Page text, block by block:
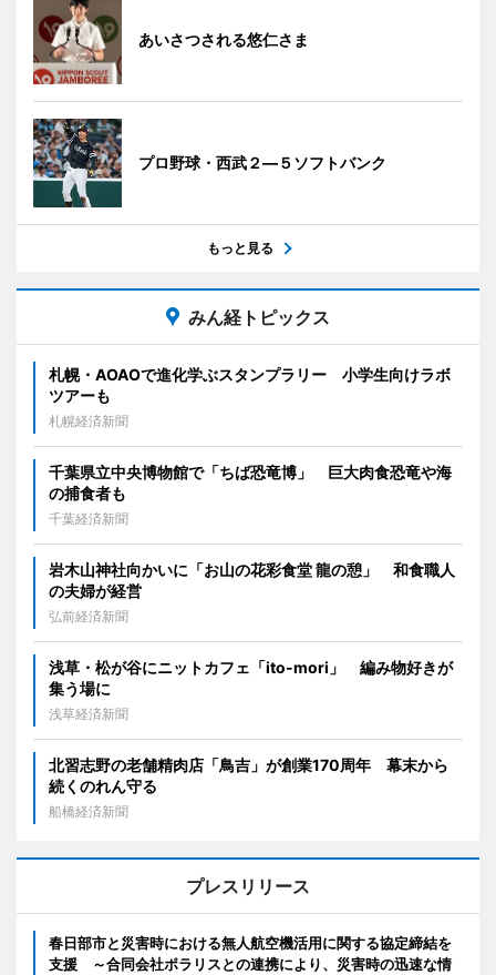
あいさつされる悠仁さま
プロ野球・西武２―５ソフトバンク
もっと見る
みん経トピックス
札幌・AOAOで進化学ぶスタンプラリー 小学生向けラボ
ツアーも
札幌経済新聞
千葉県立中央博物館で「ちば恐竜博」 巨大肉食恐竜や海
の捕食者も
千葉経済新聞
岩木山神社向かいに「お山の花彩食堂 龍の憩」 和食職人
の夫婦が経営
弘前経済新聞
浅草・松が谷にニットカフェ「ito-mori」 編み物好きが
集う場に
浅草経済新聞
北習志野の老舗精肉店「鳥吉」が創業170周年 幕末から
続くのれん守る
船橋経済新聞
プレスリリース
春日部市と災害時における無人航空機活用に関する協定締結を
支援 ～合同会社ポラリスとの連携により、災害時の迅速な情